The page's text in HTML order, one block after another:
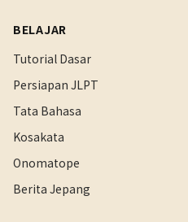
BELAJAR
Tutorial Dasar
Persiapan JLPT
Tata Bahasa
Kosakata
Onomatope
Berita Jepang